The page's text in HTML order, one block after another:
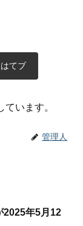
はてブ
います。
管理人
2025年5月12